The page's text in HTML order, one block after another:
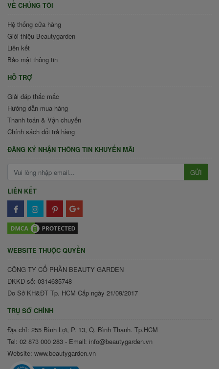
VỀ CHÚNG TÔI
Hệ thống cửa hàng
Giới thiệu Beautygarden
Liên kết
Bảo mật thông tin
HỖ TRỢ
Giải đáp thắc mắc
Hướng dẫn mua hàng
Thanh toán & Vận chuyển
Chính sách đổi trả hàng
ĐĂNG KÝ NHẬN THÔNG TIN KHUYẾN MÃI
GỬI
LIÊN KẾT
WEBSITE THUỘC QUYỀN
CÔNG TY CỔ PHẦN BEAUTY GARDEN
ĐKKD số: 0314635748
Do Sở KH&ĐT Tp. HCM Cấp ngày 21/09/2017
TRỤ SỞ CHÍNH
Địa chỉ: 255 Bình Lợi, P. 13, Q. Bình Thạnh. Tp.HCM
Tel: 02 873 000 283 - Email: info@beautygarden.vn
Website: www.beautygarden.vn